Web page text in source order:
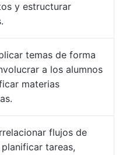
y estructurar
temas de forma
a los alumnos
materias
flujos de
tareas,